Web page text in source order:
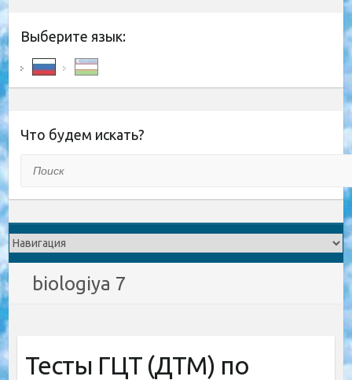
Выберите язык:
Что будем искать?
biologiya 7
Тесты ГЦТ (ДТМ) по